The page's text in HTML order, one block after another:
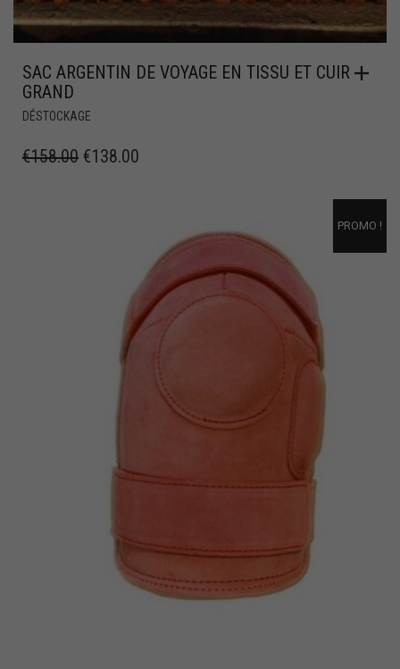
SAC ARGENTIN DE VOYAGE EN TISSU ET CUIR
GRAND
DÉSTOCKAGE
€158.00 €138.00
PROMO !